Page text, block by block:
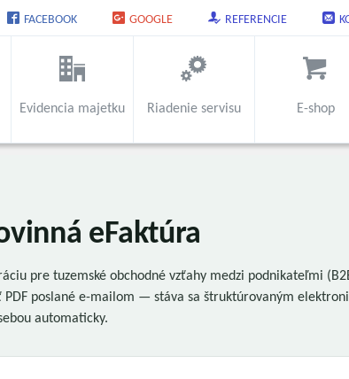
FACEBOOK GOOGLE REFERENCIE
Evidencia majetku Riadenie servisu E-shop
eFaktúra
pre tuzemské obchodné vzťahy medzi podnikateľmi
PDF poslané e-mailom — stáva sa štruktúrovaným
automaticky.